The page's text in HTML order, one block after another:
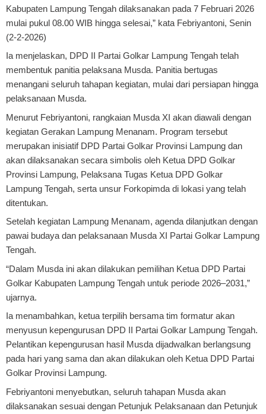
Kabupaten Lampung Tengah dilaksanakan pada 7 Februari 2026
mulai pukul 08.00 WIB hingga selesai,” kata Febriyantoni, Senin
(2-2-2026)
Ia menjelaskan, DPD II Partai Golkar Lampung Tengah telah
membentuk panitia pelaksana Musda. Panitia bertugas
menangani seluruh tahapan kegiatan, mulai dari persiapan hingga
pelaksanaan Musda.
Menurut Febriyantoni, rangkaian Musda XI akan diawali dengan
kegiatan Gerakan Lampung Menanam. Program tersebut
merupakan inisiatif DPD Partai Golkar Provinsi Lampung dan
akan dilaksanakan secara simbolis oleh Ketua DPD Golkar
Provinsi Lampung, Pelaksana Tugas Ketua DPD Golkar
Lampung Tengah, serta unsur Forkopimda di lokasi yang telah
ditentukan.
Setelah kegiatan Lampung Menanam, agenda dilanjutkan dengan
pawai budaya dan pelaksanaan Musda XI Partai Golkar Lampung
Tengah.
“Dalam Musda ini akan dilakukan pemilihan Ketua DPD Partai
Golkar Kabupaten Lampung Tengah untuk periode 2026–2031,”
ujarnya.
Ia menambahkan, ketua terpilih bersama tim formatur akan
menyusun kepengurusan DPD II Partai Golkar Lampung Tengah.
Pelantikan kepengurusan hasil Musda dijadwalkan berlangsung
pada hari yang sama dan akan dilakukan oleh Ketua DPD Partai
Golkar Provinsi Lampung.
Febriyantoni menyebutkan, seluruh tahapan Musda akan
dilaksanakan sesuai dengan Petunjuk Pelaksanaan dan Petunjuk